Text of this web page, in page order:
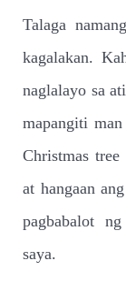
Talaga
kagalakan.
naglalayo sa
mapangiti
Christmas
at hangaan
pagbabalot
saya.